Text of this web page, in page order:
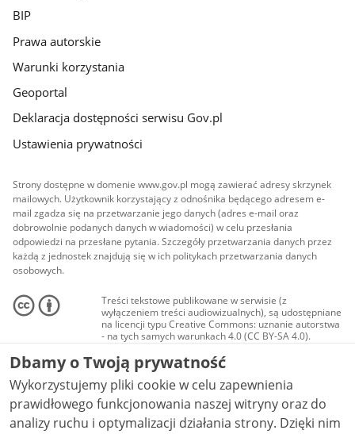
BIP
Prawa autorskie
Warunki korzystania
Geoportal
Deklaracja dostępności serwisu Gov.pl
Ustawienia prywatności
Strony dostępne w domenie www.gov.pl mogą zawierać adresy skrzynek
mailowych. Użytkownik korzystający z odnośnika będącego adresem e-
mail zgadza się na przetwarzanie jego danych (adres e-mail oraz
dobrowolnie podanych danych w wiadomości) w celu przesłania
odpowiedzi na przesłane pytania. Szczegóły przetwarzania danych przez
każdą z jednostek znajdują się w ich politykach przetwarzania danych
osobowych.
Treści tekstowe publikowane w serwisie (z
wyłączeniem treści audiowizualnych), są udostępniane
na licencji typu Creative Commons: uznanie autorstwa
- na tych samych warunkach 4.0 (CC BY-SA 4.0).
Materiały audiowizualne, w tym zdjęcia, materiały
audio i wideo, są udostępniane na licencji typu
Creative Commons: uznanie autorstwa użycie
niekomercyjne - bez utworów zależnych 4.0 (CC BY-
NC-ND 4.0), o ile nie jest to stwierdzone inaczej.
Dbamy o Twoją prywatność
Wykorzystujemy pliki cookie w celu zapewnienia
prawidłowego funkcjonowania naszej witryny oraz do
analizy ruchu i optymalizacji działania strony. Dzięki nim